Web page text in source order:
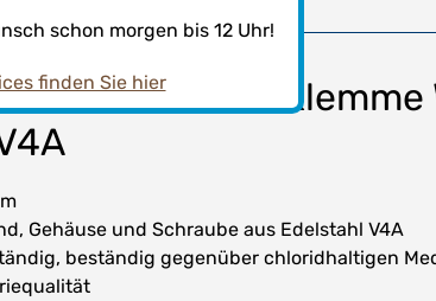
Schlauchklemme
Gehäuse und Schraube aus Edelstahl V4A
beständig gegenüber chloridhaltigen
schon morgen bis 12 Uhr!
finden Sie hier